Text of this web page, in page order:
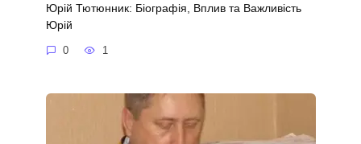
Юрій Тютюнник: Біографія, Вплив та Важливість
Юрій
0 1